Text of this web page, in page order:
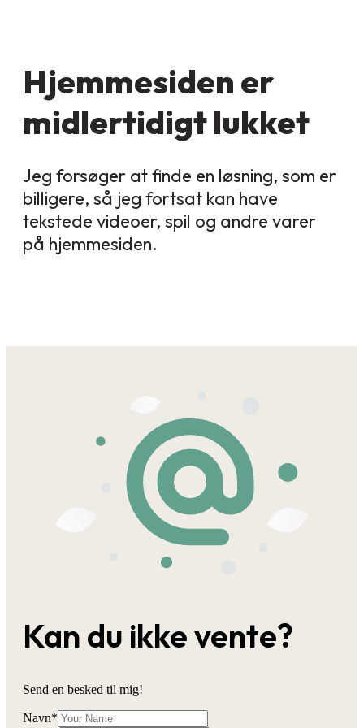
Hjemmesiden er
midlertidigt lukket
Jeg forsøger at finde en løsning, som er
billigere, så jeg fortsat kan have
tekstede videoer, spil og andre varer
på hjemmesiden.
Kan du ikke vente?
Send en besked til mig!
Navn*